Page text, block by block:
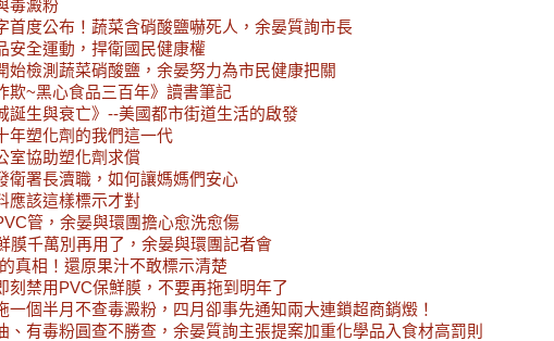
毒澱粉
首度公布！蔬菜含硝酸鹽嚇死人，余晏質詢市長
安全運動，捍衛國民健康權
始檢測蔬菜硝酸鹽，余晏努力為市民健康把關
欺~黑心食品三百年》讀書筆記
誕生與衰亡》--美國都市街道生活的啟發
年塑化劑的我們這一代
室協助塑化劑求償
衛署長瀆職，如何讓媽媽們安心
應該這樣標示才對
管，余晏與環團擔心愈洗愈傷
膜千萬別再用了，余晏與環團記者會
真相！還原果汁不敢標示清楚
刻禁用PVC保鮮膜，不要再拖到明年了
一個半月不查毒澱粉，四月卻事先通知兩大連鎖超商銷燬！
、有毒粉圓查不勝查，余晏質詢主張提案加重化學品入食材高罰則